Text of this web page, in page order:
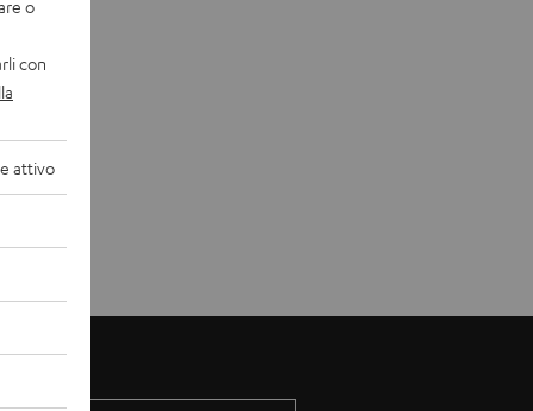
exposed to sound from four sources. The
stands for the number of effect
expand to 9.4.4.
image, but the placement of the speakers
o
con
attivo